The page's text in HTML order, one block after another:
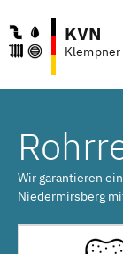
KVN
Wir garantieren
Niedermirsberg